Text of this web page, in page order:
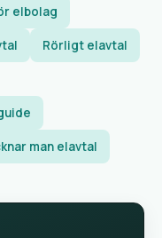
elbolag
Rörligt elavtal
man elavtal